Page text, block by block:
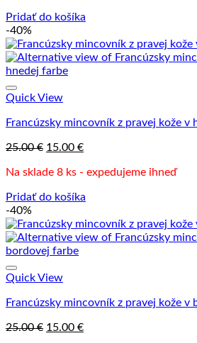
Pridať do košíka
-40%
Quick View
Francúzsky mincovník z pravej kože v
25.00€ Pôvodná
bola:
15.00 €Aktuálna
je:
Na sklade 8 ks - expedujeme ihneď
Pridať do košíka
-40%
Quick View
Francúzsky mincovník z pravej kože v
25.00€ Pôvodná
15.00 €Aktuálna